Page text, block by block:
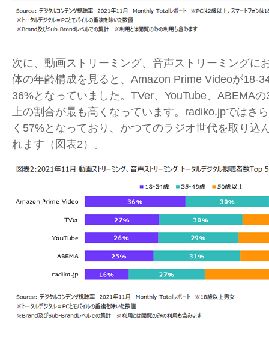
次に、動画ストリーミング、音声ストリーミングに
体の年齢構成を見ると、 Amazon Prime Videoが18-
36%となっていました。 TVer、 YouTube、 ABEMAの
上の割合が最も高くなっています。 radiko.jpではさ
く 57%となっており、かつてのラジオ世代を取り込
れます（図表2）。